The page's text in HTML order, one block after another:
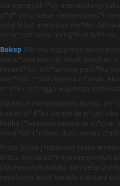
Dia meneguk l*ur memandangi
d*d* yang besar dengan pent*l
yang lebat menutupi me*iku
menc*um serta meng*lum bib*rku.
Bokep Bib*rku digigitnya pelan
menc*umi seluruh lekuk tubuhku
kepent*lku, dik*lumnya pent*lku
mer*ntih r*ntih karena n*kmat.
d*d*ku sehingga wajahnya
Dia terus menjelajahi tubuhku,
bawah d*d*ku sampe ke p*ser.
ketika j*latannya sampe ke m*qiku
menj*lati j*mbiku dulu sampe
Pelan pelan j*latannya mulai
klitku. Ketika lid*hnya menyentuh
Dia menahan kakiku dan pelan2
kepalanya tepat berada diantara